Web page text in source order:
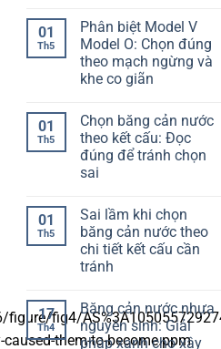
lệch
cản
nước:
Cách
nhận
biết
đạt
bình
luận
ở
Ký
hiệu
ST
của
băng
cản
nước
là
gì?
để
chọn
đúng
01
Th5
Phân biệt Model V
Model O: Chọn đúng
theo mạch ngừng và
khe co giãn
bình
luận
ở
Phân
biệt
Model
O:
Chọn
đúng
theo
mạch
ngừng
co
giãn
01
Th5
Chọn băng cản nước
theo kết cấu: Đọc
đúng để tránh chọn
sai
bình
luận
ở
Chọn
băng
cản
kết
cấu:
Đọc
đúng
01
Th5
Sai lầm khi chọn
băng cản nước theo
chi tiết kết cấu cần
tránh
bình
luận
ở
Sai
17
Th4
Băng cản nước nhựa
nguyên sinh: Giải
pháp xanh cho xây